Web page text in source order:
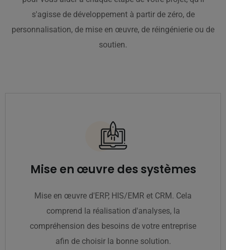
s'agisse de développement à partir de zéro, de
personnalisation, de mise en œuvre, de réingénierie ou de
soutien.
Mise en œuvre des systèmes
Mise en œuvre d'ERP, HIS/EMR et CRM. Cela
comprend la réalisation d'analyses, la
compréhension des besoins de votre entreprise
afin de choisir la bonne solution.